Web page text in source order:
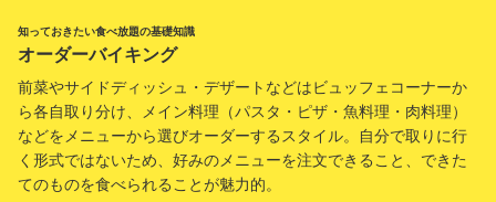
知っておきたい食べ放題の基礎知識
オーダーバイキング
前菜やサイドディッシュ・デザートなどはビュッフェコーナーか
ら各自取り分け、メイン料理（パスタ・ピザ・魚料理・肉料理）
などをメニューから選びオーダーするスタイル。自分で取りに行
く形式ではないため、好みのメニューを注文できること、できた
てのものを食べられることが魅力的。